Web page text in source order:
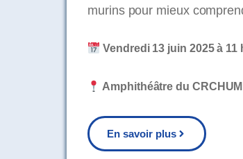
murins pour mieux
Vendredi 13 juin 2025 à 11
Amphithéâtre du
En savoir plus